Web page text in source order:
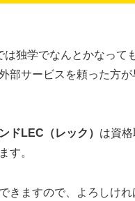
は独学でなんとかなって
部サービスを頼った方が
ドLEC（レック） は資
す。
きますので、よろしけ